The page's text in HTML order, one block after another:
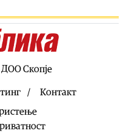
автомобили за
и масовни доцнења на
Словенија поради
Фајон за мисија во
Скопје
Контакт